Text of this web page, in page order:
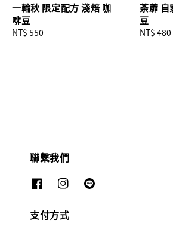
一輪秋 限定配方 淺焙 咖
啡豆
Regular
NT$ 550
荼蘼 自
豆
Regular
NT$ 480
聯繫我們
支付方式